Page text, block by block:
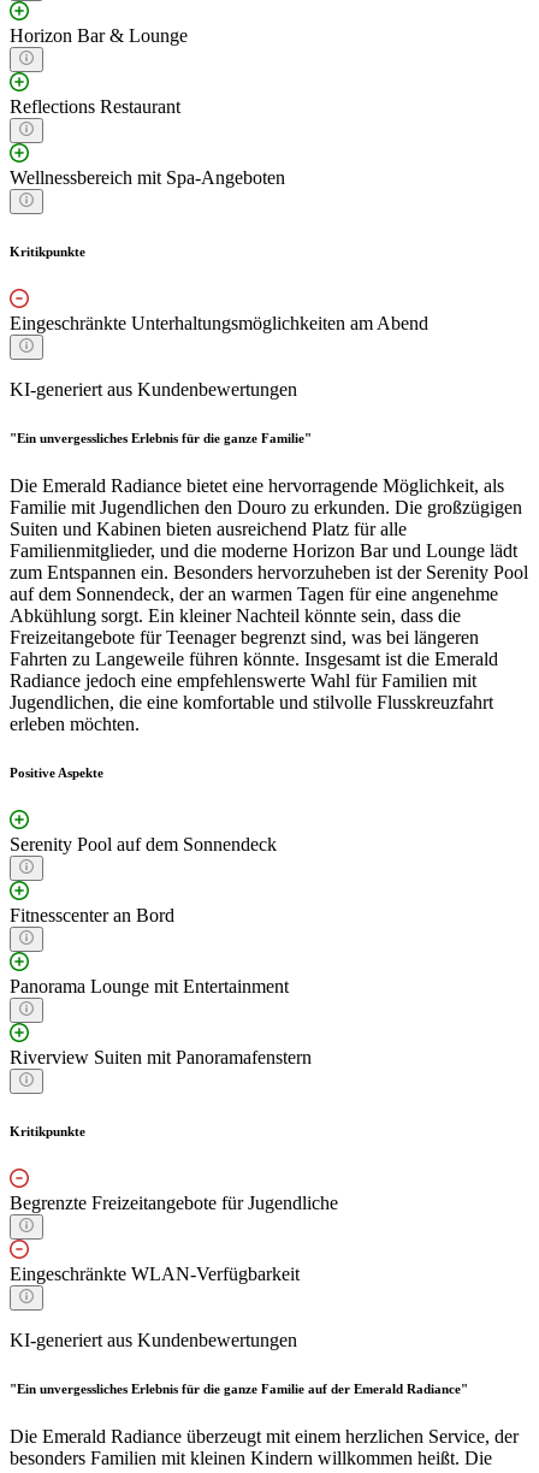
Horizon Bar & Lounge
Reflections Restaurant
Wellnessbereich mit Spa-Angeboten
Kritikpunkte
Eingeschränkte Unterhaltungsmöglichkeiten am Abend
KI-generiert aus Kundenbewertungen
"Ein unvergessliches Erlebnis für die ganze Familie"
Die Emerald Radiance bietet eine hervorragende Möglichkeit, als
Familie mit Jugendlichen den Douro zu erkunden. Die großzügigen
Suiten und Kabinen bieten ausreichend Platz für alle
Familienmitglieder, und die moderne Horizon Bar und Lounge lädt
zum Entspannen ein. Besonders hervorzuheben ist der Serenity Pool
auf dem Sonnendeck, der an warmen Tagen für eine angenehme
Abkühlung sorgt. Ein kleiner Nachteil könnte sein, dass die
Freizeitangebote für Teenager begrenzt sind, was bei längeren
Fahrten zu Langeweile führen könnte. Insgesamt ist die Emerald
Radiance jedoch eine empfehlenswerte Wahl für Familien mit
Jugendlichen, die eine komfortable und stilvolle Flusskreuzfahrt
erleben möchten.
Positive Aspekte
Serenity Pool auf dem Sonnendeck
Fitnesscenter an Bord
Panorama Lounge mit Entertainment
Riverview Suiten mit Panoramafenstern
Kritikpunkte
Begrenzte Freizeitangebote für Jugendliche
Eingeschränkte WLAN-Verfügbarkeit
KI-generiert aus Kundenbewertungen
"Ein unvergessliches Erlebnis für die ganze Familie auf der Emerald Radiance"
Die Emerald Radiance überzeugt mit einem herzlichen Service, der
besonders Familien mit kleinen Kindern willkommen heißt. Die